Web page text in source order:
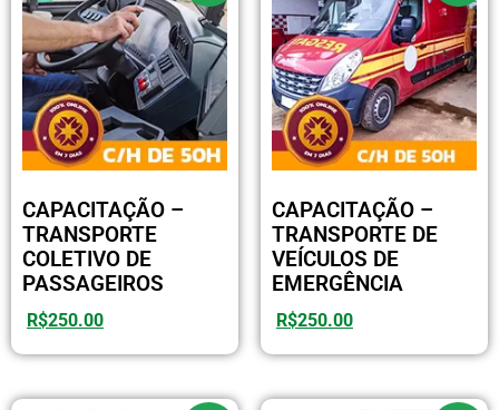
CAPACITAÇÃO –
TRANSPORTE
COLETIVO DE
PASSAGEIROS
R$250.00
CAPACITAÇÃO –
TRANSPORTE DE
VEÍCULOS DE
EMERGÊNCIA
R$250.00